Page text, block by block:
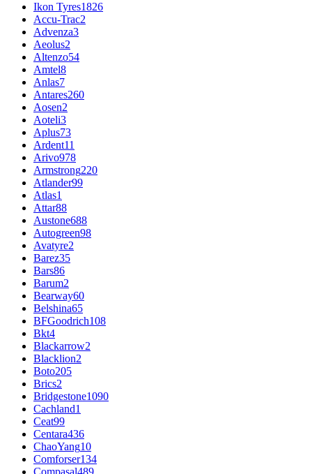
Ikon Tyres1826
Accu-Trac2
Advenza3
Aeolus2
Altenzo54
Amtel8
Anlas7
Antares260
Aosen2
Aoteli3
Aplus73
Ardent11
Arivo978
Armstrong220
Atlander99
Atlas1
Attar88
Austone688
Autogreen98
Avatyre2
Barez35
Bars86
Barum2
Bearway60
Belshina65
BFGoodrich108
Bkt4
Blackarrow2
Blacklion2
Boto205
Brics2
Bridgestone1090
Cachland1
Ceat99
Centara436
ChaoYang10
Comforser134
Compasal489